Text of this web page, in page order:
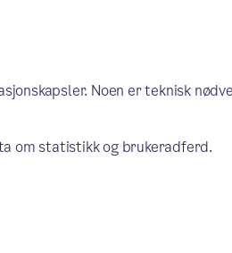
Noen er teknisk
om statistikk og brukeradferd.
Lese-
Lese-